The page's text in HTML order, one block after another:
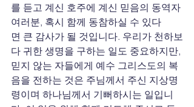
를 듣고 계신 호주에 계신 믿음의 동역자
여러분, 혹시 함께 동참하실 수 있다
면 큰 감사가 될 것입니다. 우리가 천하보
다 귀한 생명을 구하는 일도 중요하지만,
믿지 않는 자들에게 예수 그리스도의 복
음을 전하는 것은 주님께서 주신 지상명
령이며 하나님께서 기뻐하시는 일입니